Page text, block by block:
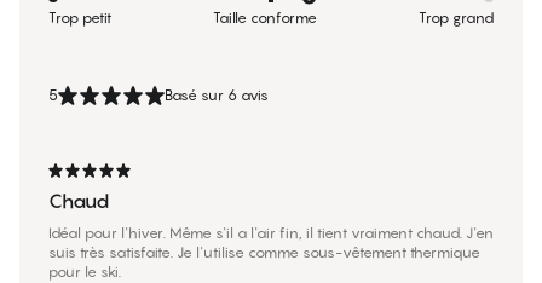
5 Basé sur 6 avis
Chaud
Idéal pour l'hiver. Même s'il a l'air fin, il tient vraiment chaud. J'en
suis très satisfaite. Je l'utilise comme sous-vêtement thermique
pour le ski.
Trop petit Taille conforme Trop grand